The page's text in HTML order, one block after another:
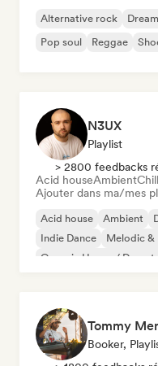
Alternative rock
Pop soul
Reggae
N3UX
Playlist
> 2800 feedbacks
Acid houseAmbient
Ajouter dans ma/mes
Acid house Ambient
Indie Dance
Melodic &
Organic House /
Tommy
Booker,